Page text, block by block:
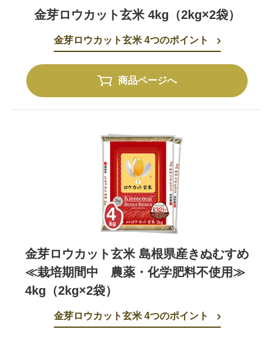
金芽ロウカット玄米 4kg（2kg×2袋）
金芽ロウカット玄米 4つのポイント
商品ページへ
金芽ロウカット玄米 島根県産きぬむすめ
≪栽培期間中 農薬・化学肥料不使用≫
4kg（2kg×2袋）
金芽ロウカット玄米 4つのポイント